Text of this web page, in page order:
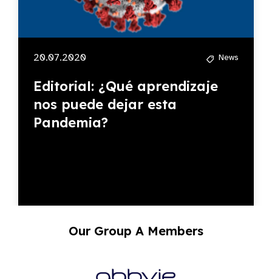
20.07.2020 News
Editorial: ¿Qué aprendizaje
nos puede dejar esta
Pandemia?
Our Group A Members